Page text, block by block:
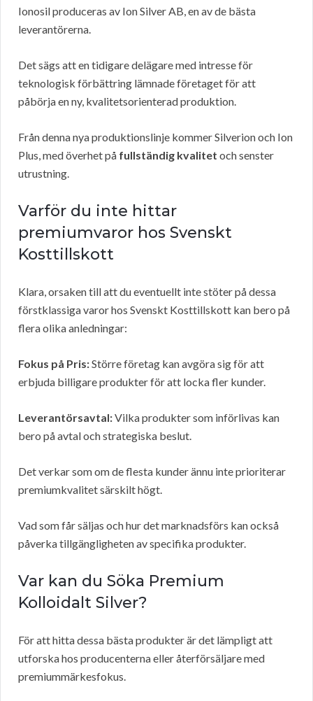
Ionosil produceras av Ion Silver AB, en av de bästa
leverantörerna.
Det sägs att en tidigare delägare med intresse för
teknologisk förbättring lämnade företaget för att
påbörja en ny, kvalitetsorienterad produktion.
Från denna nya produktionslinje kommer Silverion och Ion
Plus, med överhet på fullständig kvalitet och senster
utrustning.
Varför du inte hittar
premiumvaror hos Svenskt
Kosttillskott
Klara, orsaken till att du eventuellt inte stöter på dessa
förstklassiga varor hos Svenskt Kosttillskott kan bero på
flera olika anledningar:
Fokus på Pris:Större företag kan avgöra sig för att
erbjuda billigare produkter för att locka fler kunder.
Leverantörsavtal:Vilka produkter som införlivas kan
bero på avtal och strategiska beslut.
Det verkar som om de flesta kunder ännu inte prioriterar
premiumkvalitet särskilt högt.
Vad som får säljas och hur det marknadsförs kan också
påverka tillgängligheten av specifika produkter.
Var kan du Söka Premium
Kolloidalt Silver?
För att hitta dessa bästa produkter är det lämpligt att
utforska hos producenterna eller återförsäljare med
premiummärkesfokus.